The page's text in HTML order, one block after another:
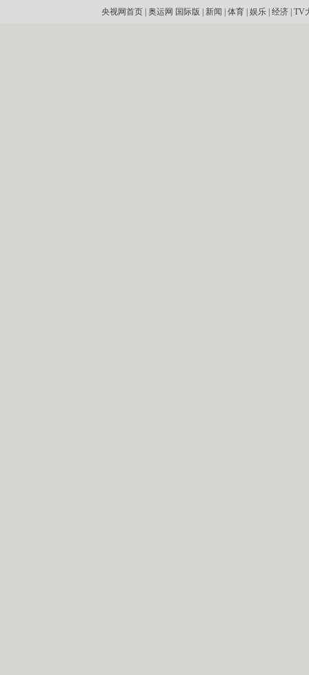
央视网首页| 奥运网 国际版 新闻 体育| 娱乐| 经济| TV